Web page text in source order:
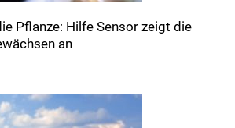
Pflanze: Hilfe Sensor zeigt die
an